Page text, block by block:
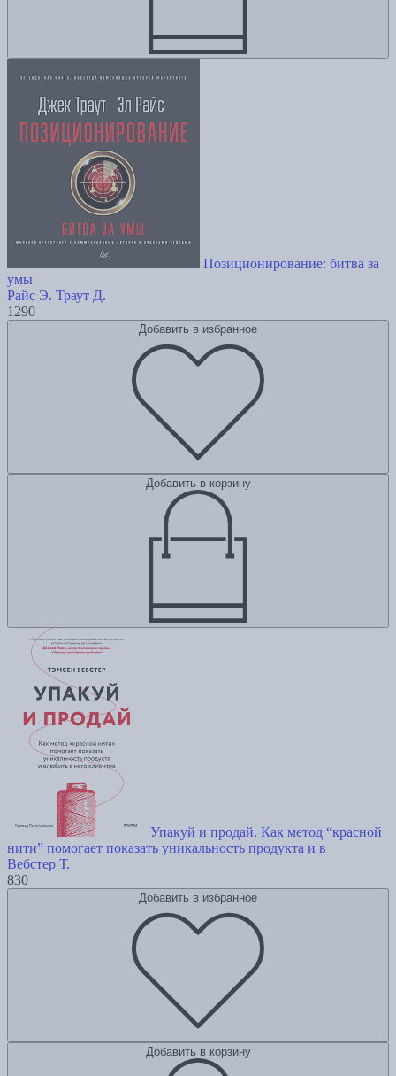
Позиционирование: битва за
умы
Райс Э. Траут Д.
1290
Добавить в избранное
Добавить в корзину
Упакуй и продай. Как метод “красной
нити” помогает показать уникальность продукта и в
Вебстер Т.
830
Добавить в избранное
Добавить в корзину